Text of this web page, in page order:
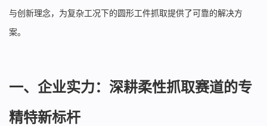
与创新理念，为复杂工况下的圆形工件抓取提供了可靠的解决方
案。
一、企业实力：深耕柔性抓取赛道的专
精特新标杆